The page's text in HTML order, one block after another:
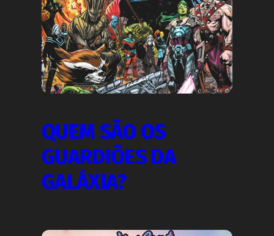
QUEM SÃO OS
GUARDIÕES DA
GALÁXIA?